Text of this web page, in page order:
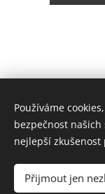
Používáme
bezpečnost
nejlepší
Přijmout jen